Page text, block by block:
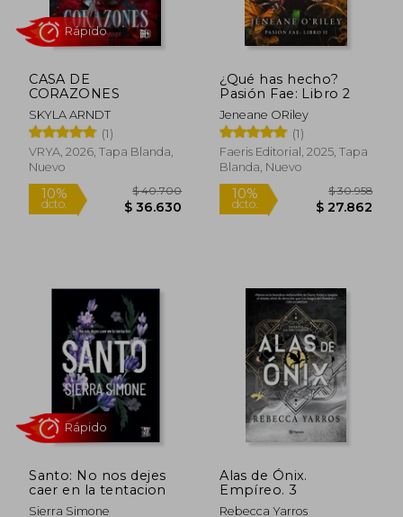
10%
dcto. $ 46.080
30%
dcto. $
CASA DE
CORAZONES
SKYLA ARNDT
(1)
VRYA, 2026, Tapa Blanda,
Nuevo
Rápido
¿Qué has hecho?
Pasión Fae: Libro 2
Jeneane ORiley
(1)
Faeris Editorial, 2025, Tapa
Blanda, Nuevo
Santo: No nos dejes
caer en la tentacion
Sierra Simone
Alas de Ónix.
Empíreo. 3
Rebecca Yarros